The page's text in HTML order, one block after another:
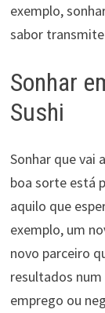
exemplo,
sabor
Sonhar
Sushi
Sonhar que vai
boa sorte está
aquilo que
exemplo, um
novo parceiro
resultados
emprego ou